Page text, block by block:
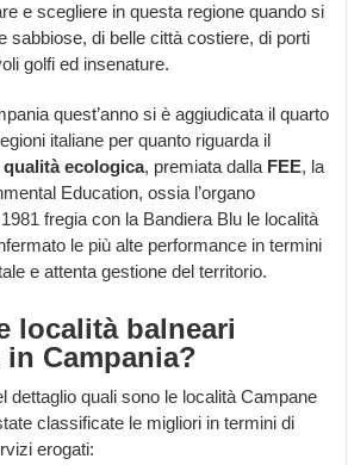
e scegliere in questa regione quando si
sabbiose, di belle città costiere, di porti
golfi ed insenature.
quest’anno si è aggiudicata il quarto
italiane per quanto riguarda il
qualità ecologica, premiata dalla FEE, la
Education, ossia l’organo
fregia con la Bandiera Blu le località
le più alte performance in termini
e attenta gestione del territorio.
località balneari
Campania?
dettaglio quali sono le località Campane
classificate le migliori in termini di
erogati: